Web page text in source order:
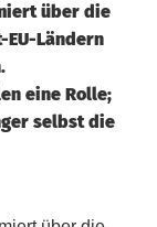
über die
Ländern
eine Rolle;
selbst die